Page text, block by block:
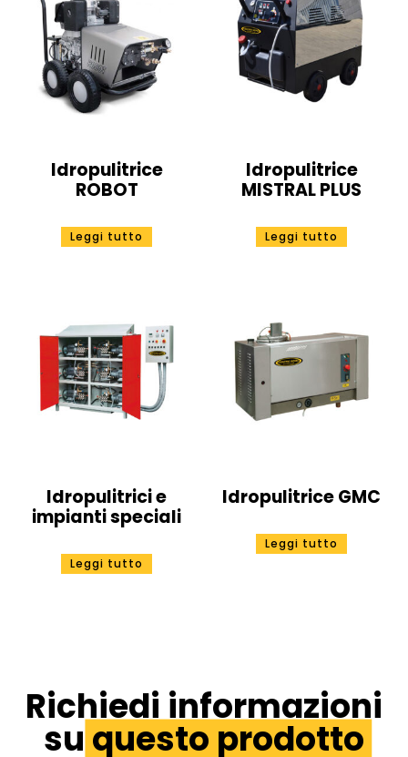
Idropulitrice
ROBOT
Leggi tutto
Idropulitrice
MISTRAL PLUS
Leggi tutto
Idropulitrici e
impianti speciali
Leggi tutto
Idropulitrice GMC
Leggi tutto
Richiedi informazioni
su questo prodotto